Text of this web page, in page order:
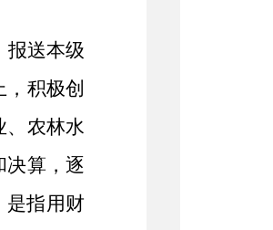
报送本级
积极创
、农林水
决算，逐
是指用财